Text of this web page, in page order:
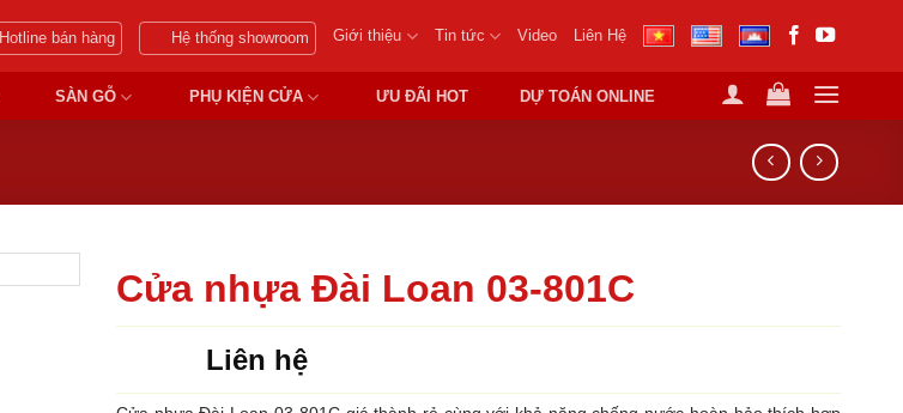
Hotline bán hàng Hệ thống showroom Giới thiệu Tin tức Video Liên Hệ
SÀN GỖ PHỤ KIỆN CỬA ƯU ĐÃI HOT DỰ TOÁN ONLINE
Cửa nhựa Đài Loan 03-801C
Liên hệ